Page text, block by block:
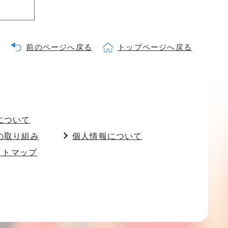
前のページへ戻る トップページへ戻る
ついて
取り組み
個人情報について
トマップ